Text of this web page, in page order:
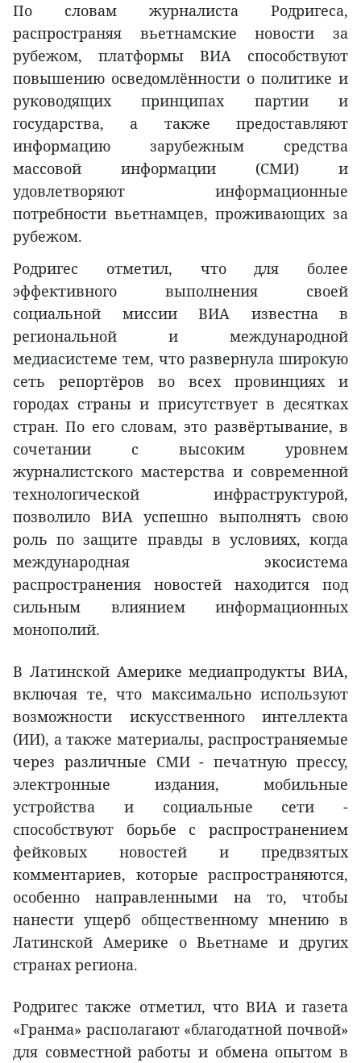
По словам журналиста Родригеса,
распространяя вьетнамские новости за
рубежом, платформы ВИА способствуют
повышению осведомлённости о политике и
руководящих принципах партии и
государства, а также предоставляют
информацию зарубежным средства
массовой информации (СМИ) и
удовлетворяют информационные
потребности вьетнамцев, проживающих за
рубежом.
Родригес отметил, что для более
эффективного выполнения своей
социальной миссии ВИА известна в
региональной и международной
медиасистеме тем, что развернула широкую
сеть репортёров во всех провинциях и
городах страны и присутствует в десятках
стран. По его словам, это развёртывание, в
сочетании с высоким уровнем
журналистского мастерства и современной
технологической инфраструктурой,
позволило ВИА успешно выполнять свою
роль по защите правды в условиях, когда
международная экосистема
распространения новостей находится под
сильным влиянием информационных
монополий.
В Латинской Америке медиапродукты ВИА,
включая те, что максимально используют
возможности искусственного интеллекта
(ИИ), а также материалы, распространяемые
через различные СМИ - печатную прессу,
электронные издания, мобильные
устройства и социальные сети -
способствуют борьбе с распространением
фейковых новостей и предвзятых
комментариев, которые распространяются,
особенно направленными на то, чтобы
нанести ущерб общественному мнению в
Латинской Америке о Вьетнаме и других
странах региона.
Родригес также отметил, что ВИА и газета
«Гранма» располагают «благодатной почвой»
для совместной работы и обмена опытом в